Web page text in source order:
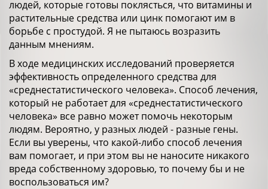
людей, которые готовы поклясться, что витамины и
растительные средства или цинк помогают им в
борьбе с простудой. Я не пытаюсь возразить
данным мнениям.
В ходе медицинских исследований проверяется
эффективность определенного средства для
«среднестатистического человека». Способ лечения,
который не работает для «среднестатистического
человека» все равно может помочь некоторым
людям. Вероятно, у разных людей - разные гены.
Если вы уверены, что какой-либо способ лечения
вам помогает, и при этом вы не наносите никакого
вреда собственному здоровью, то почему бы и не
воспользоваться им?